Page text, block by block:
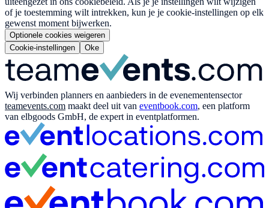
of je toestemming wilt intrekken, kun je je cookie-instellingen op elk
gewenst moment bijwerken.
Optionele cookies weigeren
Cookie-instellingen
Oke
Wij verbinden planners en aanbieders in de evenementensector
teamevents.com maakt deel uit van eventbook.com, een platform
van elbgoods GmbH, de expert in eventplatformen.